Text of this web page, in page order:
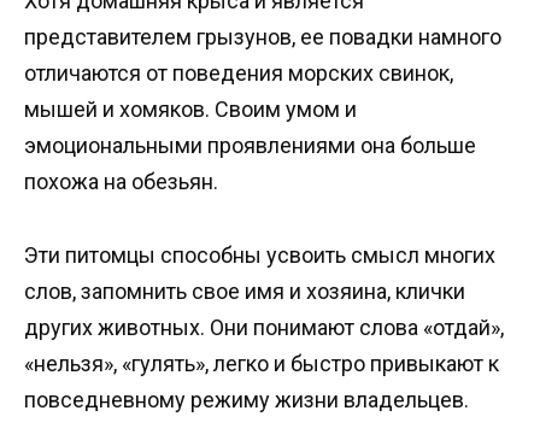
представителем грызунов, ее повадки намного
отличаются от поведения морских свинок,
мышей и хомяков. Своим умом и
эмоциональными проявлениями она больше
похожа на обезьян.
Эти питомцы способны усвоить смысл многих
слов, запомнить свое имя и хозяина, клички
других животных. Они понимают слова «отдай»,
«нельзя», «гулять», легко и быстро привыкают к
повседневному режиму жизни владельцев.